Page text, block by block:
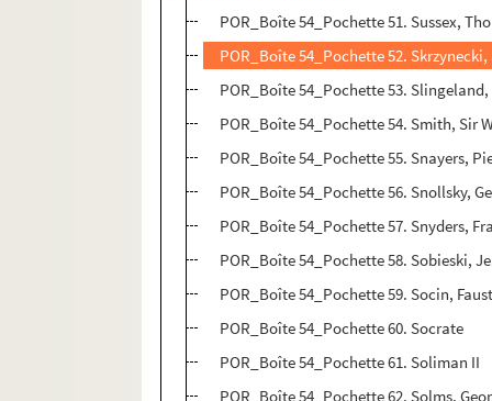
POR_Boîte 54_Pochette 51. Sussex,
POR_Boîte 54_Pochette 52.
POR_Boîte 54_Pochette 53.
POR_Boîte 54_Pochette 54. Smith, Sir
POR_Boîte 54_Pochette 55. Snayers,
POR_Boîte 54_Pochette 56. Snollsky,
POR_Boîte 54_Pochette 57. Snyders,
POR_Boîte 54_Pochette 58. Sobieski,
POR_Boîte 54_Pochette 59. Socin,
POR_Boîte 54_Pochette 60. Socrate
POR_Boîte 54_Pochette 61. Soliman II
POR_Boîte 54_Pochette 62. Solms,